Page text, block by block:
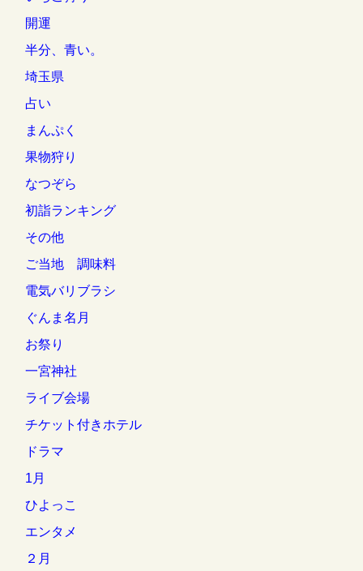
開運
半分、青い。
埼玉県
占い
まんぷく
果物狩り
なつぞら
初詣ランキング
その他
ご当地 調味料
電気バリブラシ
ぐんま名月
お祭り
一宮神社
ライブ会場
チケット付きホテル
ドラマ
1月
ひよっこ
エンタメ
２月